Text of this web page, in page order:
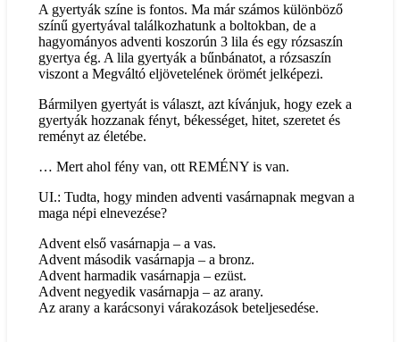
A gyertyák színe is fontos. Ma már számos különböző
színű gyertyával találkozhatunk a boltokban, de a
hagyományos adventi koszorún 3 lila és egy rózsaszín
gyertya ég. A lila gyertyák a bűnbánatot, a rózsaszín
viszont a Megváltó eljövetelének örömét jelképezi.
Bármilyen gyertyát is választ, azt kívánjuk, hogy ezek a
gyertyák hozzanak fényt, békességet, hitet, szeretet és
reményt az életébe.
… Mert ahol fény van, ott REMÉNY is van.
UI.: Tudta, hogy minden adventi vasárnapnak megvan a
maga népi elnevezése?
Advent első vasárnapja – a vas.
Advent második vasárnapja – a bronz.
Advent harmadik vasárnapja – ezüst.
Advent negyedik vasárnapja – az arany.
Az arany a karácsonyi várakozások beteljesedése.